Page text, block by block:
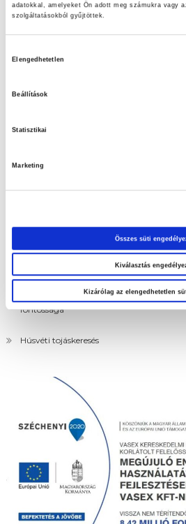
adatokkal, amelyeket Ön adott meg számukra vagy
szolgáltatásokból gyűjtöttek.
Elengedhetetlen
Beállítások
Statisztikai
Marketing
Összes süti
Kiválasztás
Kizárólag az elengedhetetlen
Friss ajánlataink
Nézd meg aktuális ajánlatainkat!
A tiszta medence élménye – Az otthoni
fontossága
Húsvéti tojáskeresés